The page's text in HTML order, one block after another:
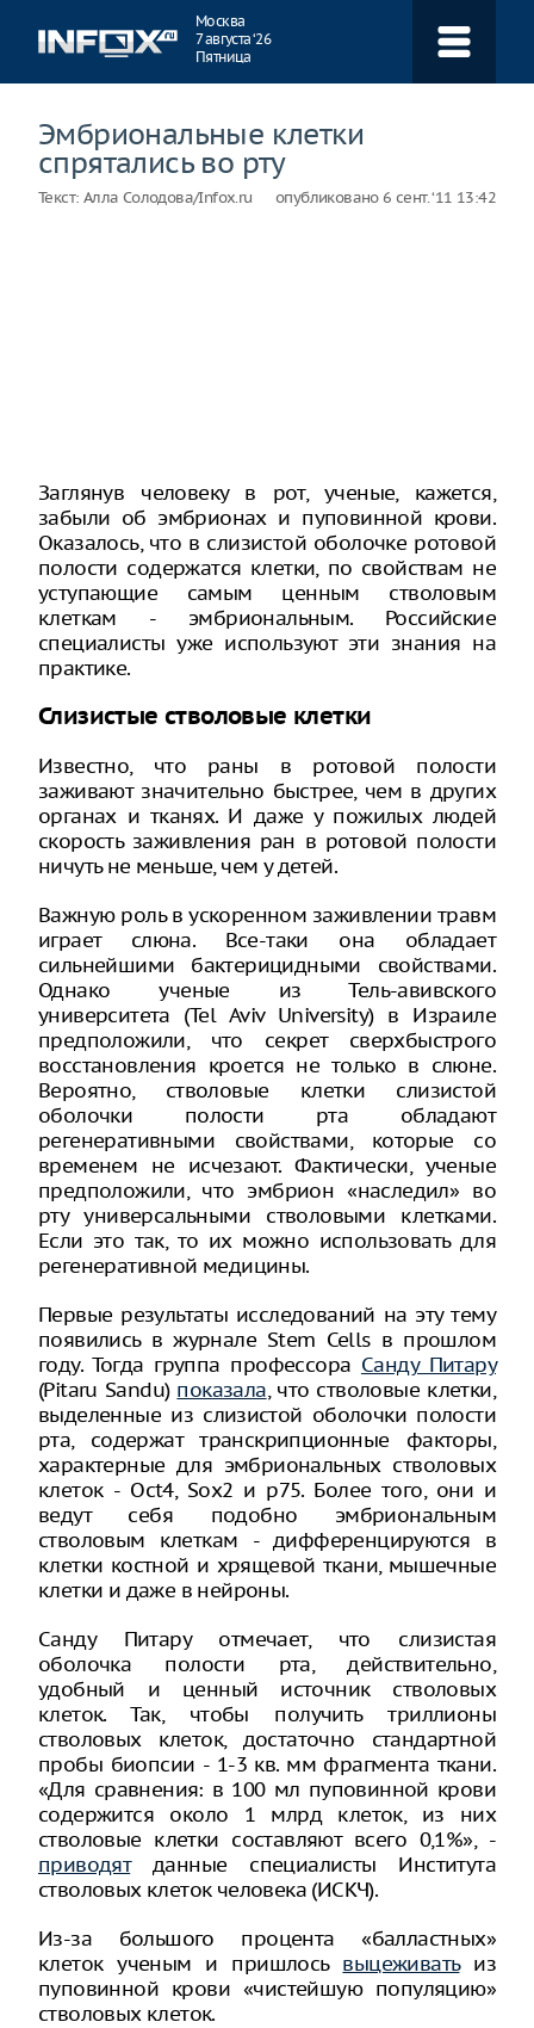
Москва
7 августа ‘26
Пятница
Эмбриональные клетки
спрятались во рту
Текст: Алла Солодова/Infox.ru опубликовано 6 сент. ‘11 13:42
Заглянув человеку в рот, ученые, кажется,
забыли об эмбрионах и пуповинной крови.
Оказалось, что в слизистой оболочке ротовой
полости содержатся клетки, по свойствам не
уступающие самым ценным стволовым
клеткам - эмбриональным. Российские
специалисты уже используют эти знания на
практике.
Слизистые стволовые клетки
Известно, что раны в ротовой полости
заживают значительно быстрее, чем в других
органах и тканях. И даже у пожилых людей
скорость заживления ран в ротовой полости
ничуть не меньше, чем у детей.
Важную роль в ускоренном заживлении травм
играет слюна. Все-таки она обладает
сильнейшими бактерицидными свойствами.
Однако ученые из Тель-авивского
университета (Tel Aviv University) в Израиле
предположили, что секрет сверхбыстрого
восстановления кроется не только в слюне.
Вероятно, стволовые клетки слизистой
оболочки полости рта обладают
регенеративными свойствами, которые со
временем не исчезают. Фактически, ученые
предположили, что эмбрион «наследил» во
рту универсальными стволовыми клетками.
Если это так, то их можно использовать для
регенеративной медицины.
Первые результаты исследований на эту тему
появились в журнале Stem Cells в прошлом
году. Тогда группа профессора Санду Питару
(Pitaru Sandu) показала, что стволовые клетки,
выделенные из слизистой оболочки полости
рта, содержат транскрипционные факторы,
характерные для эмбриональных стволовых
клеток - Oct4, Sox2 и p75. Более того, они и
ведут себя подобно эмбриональным
стволовым клеткам - дифференцируются в
клетки костной и хрящевой ткани, мышечные
клетки и даже в нейроны.
Санду Питару отмечает, что слизистая
оболочка полости рта, действительно,
удобный и ценный источник стволовых
клеток. Так, чтобы получить триллионы
стволовых клеток, достаточно стандартной
пробы биопсии - 1-3 кв. мм фрагмента ткани.
«Для сравнения: в 100 мл пуповинной крови
содержится около 1 млрд клеток, из них
стволовые клетки составляют всего 0,1%», -
приводятданные специалисты Института
стволовых клеток человека (ИСКЧ).
Из-за большого процента «балластных»
клеток ученым и пришлось выцеживатьиз
пуповинной крови «чистейшую популяцию»
стволовых клеток.